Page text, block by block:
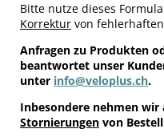
Bitte nutze dieses
Korrektur von
Anfragen zu Produkten
beantwortet unser
unter info@veloplus.ch.
Inbesondere nehmen wir
Stornierungen von